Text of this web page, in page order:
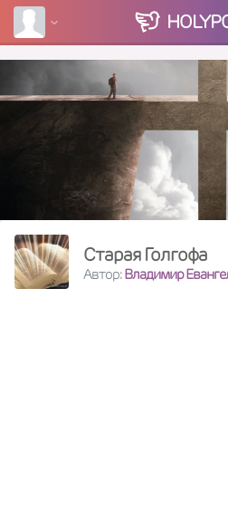
HOLY
Старая Голгофа
Автор:Владимир